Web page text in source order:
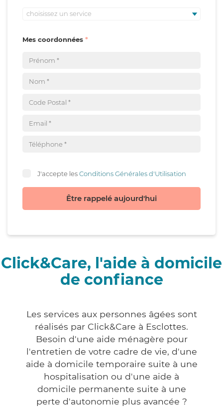
choisissez un service
Mes coordonnées
J'accepte lesConditions Générales d'Utilisation
Être rappelé aujourd'hui
Click&Care, l'aide à domicile
de confiance
Les services aux personnes âgées sont
réalisés par Click&Care à Esclottes.
Besoin d'une aide ménagère pour
l'entretien de votre cadre de vie, d'une
aide à domicile temporaire suite à une
hospitalisation ou d'une aide à
domicile permanente suite à une
perte d'autonomie plus avancée ?